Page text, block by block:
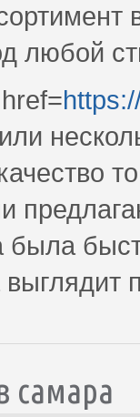
любой
была
самара